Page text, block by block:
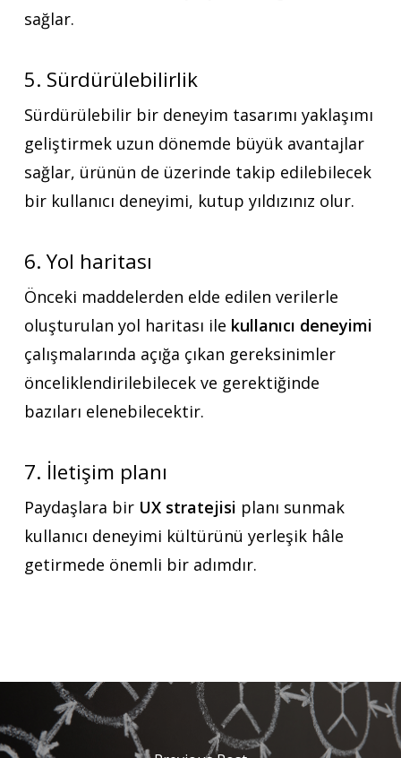
sağlar.
5. Sürdürülebilirlik
Sürdürülebilir bir deneyim tasarımı yaklaşımı
geliştirmek uzun dönemde büyük avantajlar
sağlar, ürünün de üzerinde takip edilebilecek
bir kullanıcı deneyimi, kutup yıldızınız olur.
6. Yol haritası
Önceki maddelerden elde edilen verilerle
oluşturulan yol haritası ile kullanıcı deneyimi
çalışmalarında açığa çıkan gereksinimler
önceliklendirilebilecek ve gerektiğinde
bazıları elenebilecektir.
7. İletişim planı
Paydaşlara bir UX stratejisi planı sunmak
kullanıcı deneyimi kültürünü yerleşik hâle
getirmede önemli bir adımdır.